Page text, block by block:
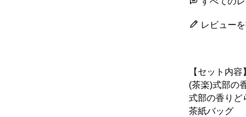
レビュー
【セット内容
(茶楽)式部
式部の香りど
茶紙バッグ